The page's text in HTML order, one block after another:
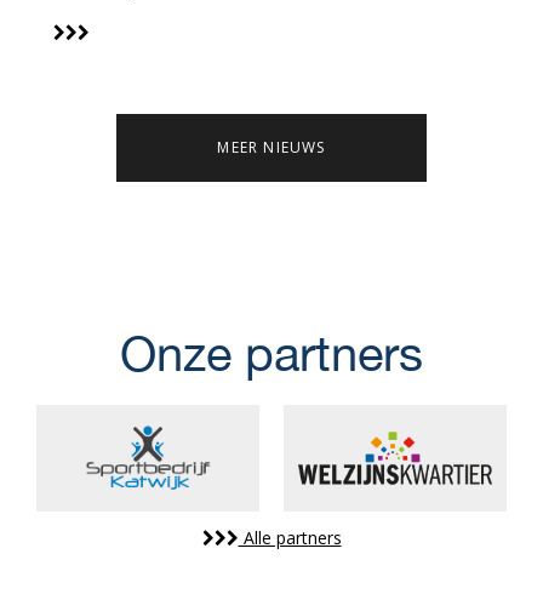
MEER NIEUWS
Onze partners
Alle partners